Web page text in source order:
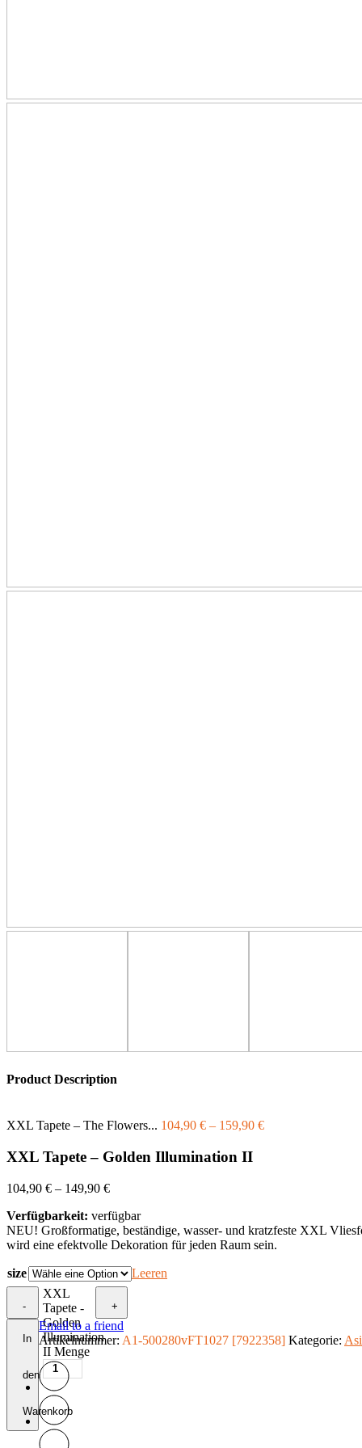
Product Description
XXL Tapete – The Flowers... 104,90 € – 159,90 €
XXL Tapete – Golden Illumination II
104,90 € – 149,90 €
Verfügbarkeit: verfügbar
NEU! Großformatige, beständige, wasser- und kratzfeste XXL
wird eine efektvolle Dekoration für jeden Raum sein.
size Leeren
-
XXL
Tapete -
Golden
Illumination
II Menge
+
In
den
Warenkorb
Email to a friend
Artikelnummer: A1-500280vFT1027 [7922358] Kategorie: